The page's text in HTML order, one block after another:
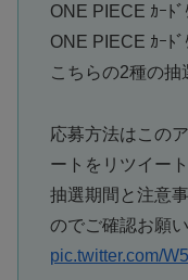
ONE PIECE ｶｰﾄﾞ
ONE PIECE ｶｰﾄﾞ
こちらの2種の抽
応募方法はこの
ートをリツイー
抽選期間と注意
のでご確認お願
pic.twitter.com/